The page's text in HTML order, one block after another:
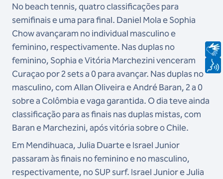
No beach tennis, quatro classificações para
semifinais e uma para final. Daniel Mola e Sophia
Chow avançaram no individual masculino e
feminino, respectivamente. Nas duplas no
feminino, Sophia e Vitória Marchezini venceram
Curaçao por 2 sets a 0 para avançar. Nas duplas no
masculino, com Allan Oliveira e André Baran, 2 a 0
sobre a Colômbia e vaga garantida. O dia teve ainda
classificação para as finais nas duplas mistas, com
Baran e Marchezini, após vitória sobre o Chile.
Em Mendihuaca, Julia Duarte e Israel Junior
passaram às finais no feminino e no masculino,
respectivamente, no SUP surf. Israel Junior e Julia